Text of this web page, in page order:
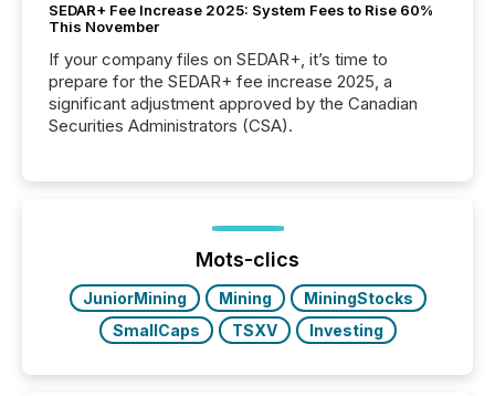
SEDAR+ Fee Increase 2025: System Fees to Rise 60%
This November
If your company files on SEDAR+, it’s time to
prepare for the SEDAR+ fee increase 2025, a
significant adjustment approved by the Canadian
Securities Administrators (CSA).
Mots-clics
JuniorMining Mining
MiningStocks
SmallCaps
TSXV Investing